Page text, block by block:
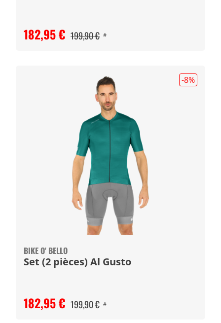
182,95 € 199,90 € #
-8%
BIKE O' BELLO
Set (2 pièces) Al Gusto
182,95 € 199,90 € #